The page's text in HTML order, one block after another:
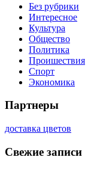
Без рубрики
Интересное
Культура
Общество
Политика
Проишествия
Спорт
Экономика
Партнеры
доставка цветов
Свежие записи